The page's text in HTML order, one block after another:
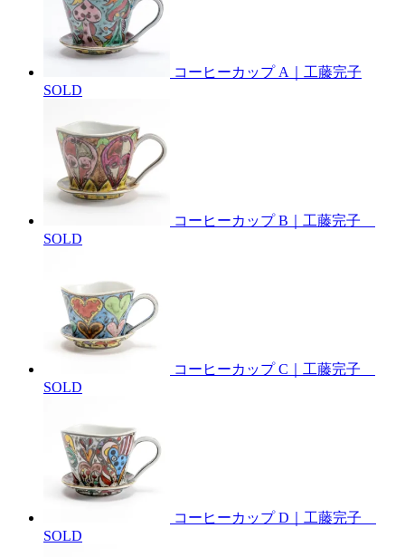
コーヒーカップ A｜工藤完子
SOLD
コーヒーカップ B｜工藤完子
SOLD
コーヒーカップ C｜工藤完子
SOLD
コーヒーカップ D｜工藤完子
SOLD